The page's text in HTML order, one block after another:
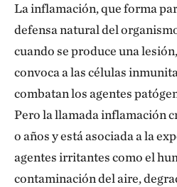
y de formar parte de algo
estando en su comunidad,
"¡Vaya, esto es más grande
empezar a ser un modelo
país, y del mundo, en el
de las soluciones positivas
ciudades. Eso está muy bien.
La inflamación, que forma
defensa natural del
cuando se produce una
convoca a las células
combatan los agentes
Pero la llamada inflamación
o años y está asociada a la
agentes irritantes como el
contaminación del aire,